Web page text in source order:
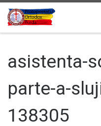
Sari la conținut
asistenta-
parte-a-
138305